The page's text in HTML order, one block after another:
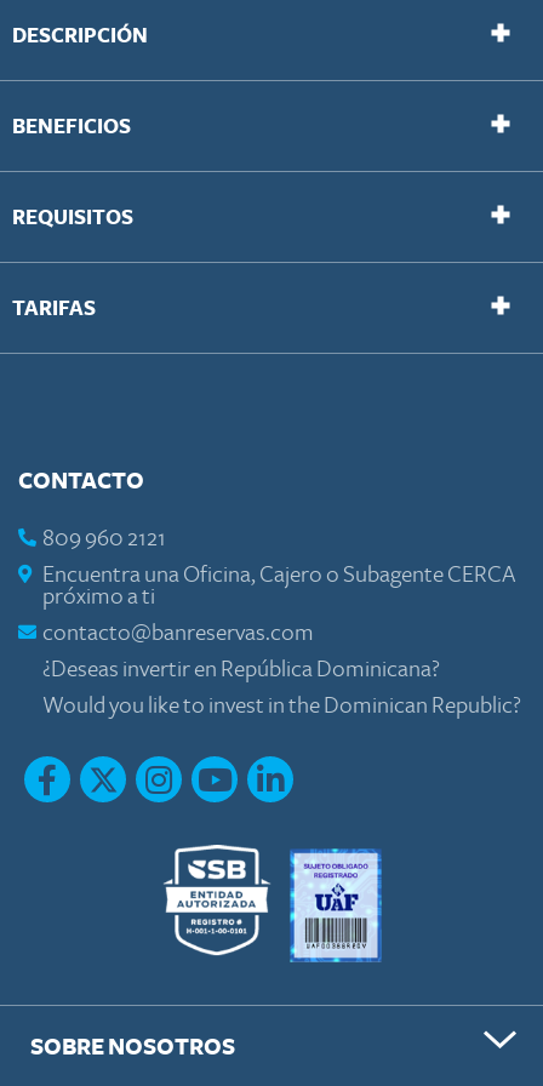
DESCRIPCIÓN
BENEFICIOS
REQUISITOS
TARIFAS
CONTACTO
809 960 2121
Encuentra una Oficina, Cajero o Subagente CERCA
próximo a ti
contacto@banreservas.com
¿Deseas invertir en República Dominicana?
Would you like to invest in the Dominican Republic?
SOBRE NOSOTROS